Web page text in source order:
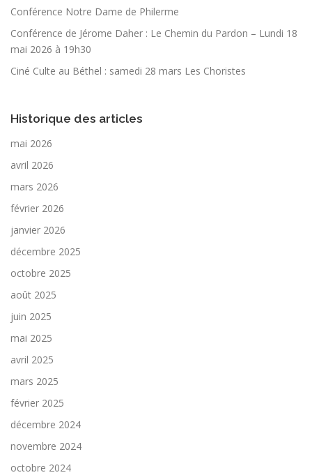
Conférence Notre Dame de Philerme
Conférence de Jérome Daher : Le Chemin du Pardon – Lundi 18
mai 2026 à 19h30
Ciné Culte au Béthel : samedi 28 mars Les Choristes
Historique des articles
mai 2026
avril 2026
mars 2026
février 2026
janvier 2026
décembre 2025
octobre 2025
août 2025
juin 2025
mai 2025
avril 2025
mars 2025
février 2025
décembre 2024
novembre 2024
octobre 2024